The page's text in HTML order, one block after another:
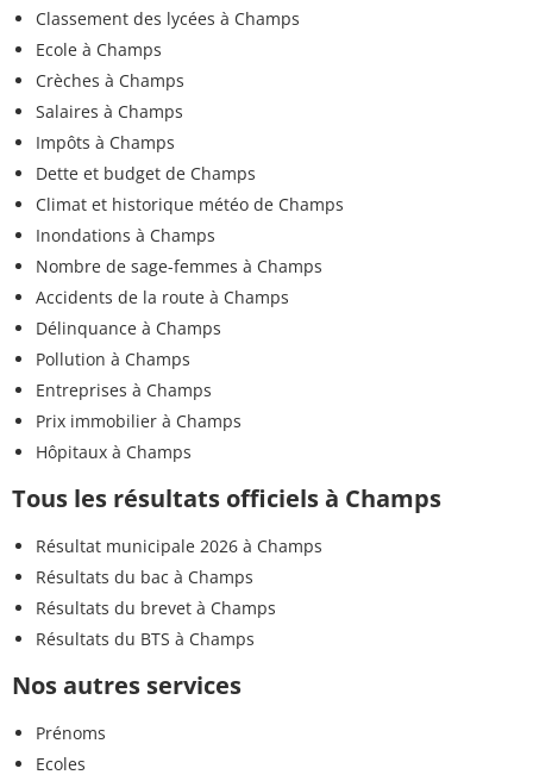
Classement des lycées à Champs
Ecole à Champs
Crèches à Champs
Salaires à Champs
Impôts à Champs
Dette et budget de Champs
Climat et historique météo de Champs
Inondations à Champs
Nombre de sage-femmes à Champs
Accidents de la route à Champs
Délinquance à Champs
Pollution à Champs
Entreprises à Champs
Prix immobilier à Champs
Hôpitaux à Champs
Tous les résultats officiels à Champs
Résultat municipale 2026 à Champs
Résultats du bac à Champs
Résultats du brevet à Champs
Résultats du BTS à Champs
Nos autres services
Prénoms
Ecoles